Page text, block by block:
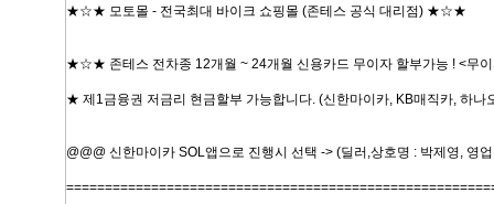
★☆★ 모토몰 - 전국최대 바이크 쇼핑몰 (존테스 공식 대리점) ★☆★
★☆★ 존테스 전차종 12개월 ~ 24개월 신용카드 무이자 할부가능 ! <무
★ 제1금융권 저금리 현금할부 가능합니다. (신한마이카, KB매직카, 하나
@@@ 신한마이카 SOL앱으로 진행시 선택 -> (딜러,상호명 : 박제영, 영